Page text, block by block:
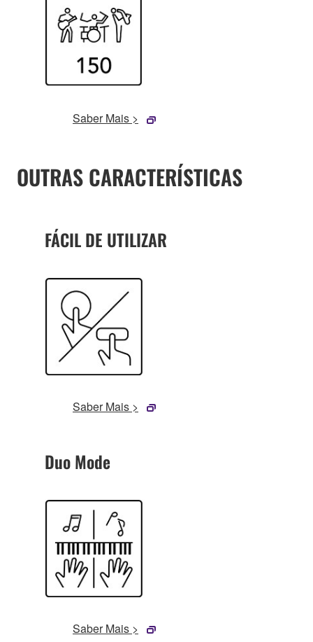
Saber Mais >
OUTRAS CARACTERÍSTICAS
FÁCIL DE UTILIZAR
Saber Mais >
Duo Mode
Saber Mais >